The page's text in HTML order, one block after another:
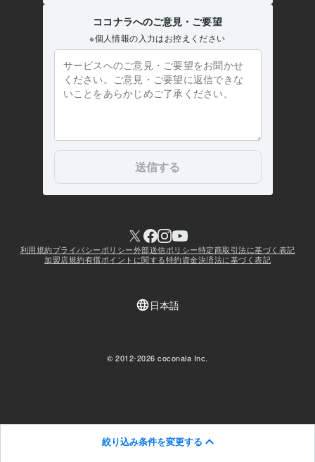
絞り込み条件を変更する